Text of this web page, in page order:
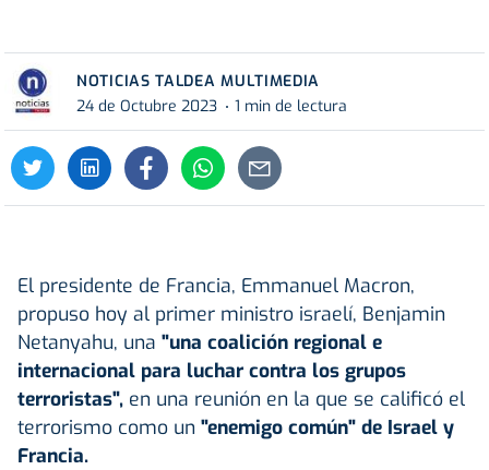
NOTICIAS TALDEA MULTIMEDIA
24 de Octubre 2023
1 min de lectura
El presidente de Francia, Emmanuel Macron,
propuso hoy al primer ministro israelí, Benjamin
Netanyahu, una "una coalición regional e
internacional para luchar contra los grupos
terroristas", en una reunión en la que se calificó el
terrorismo como un "enemigo común" de Israel y
Francia.